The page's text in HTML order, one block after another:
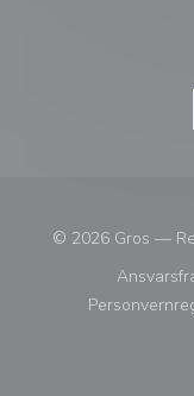
© 2026 Gros —